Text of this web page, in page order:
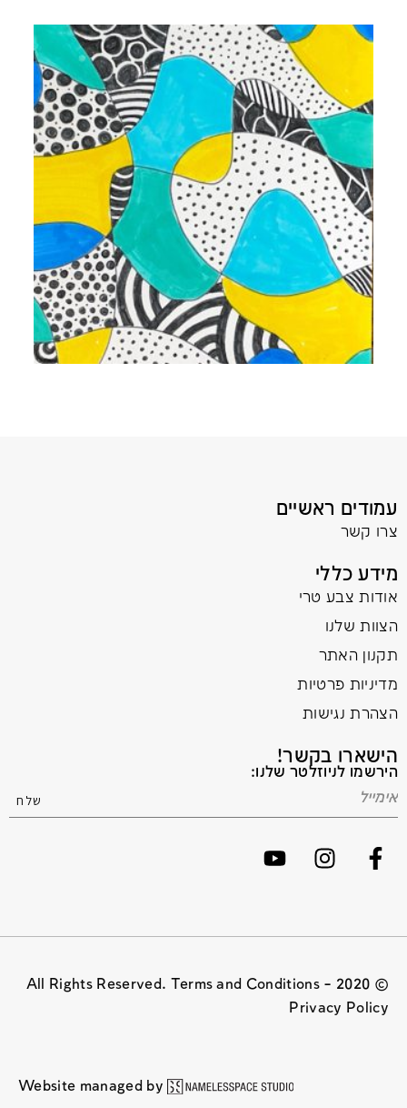
עמודים ראשיים
צרו קשר
מידע כללי
אודות צבע טרי
הצוות שלנו
תקנון האתר
מדיניות פרטיות
הצהרת נגישות
הישארו בקשר!
הירשמו לניוזלטר שלנו:
© 2020 All Rights Reserved. Terms and Conditions –
Privacy Policy
Website managed by